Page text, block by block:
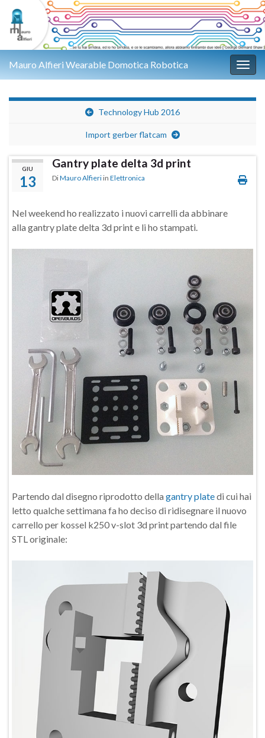
Mauro Alfieri Wearable Domotica Robotica
Technology Hub 2016
Import gerber flatcam
GIU
13
Gantry plate delta 3d print
DiMauro Alfieri in Elettronica
Nel weekend ho realizzato i nuovi carrelli da abbinare
alla gantry plate delta 3d print e li ho stampati.
Partendo dal disegno riprodotto della gantry platedi cui hai
letto qualche settimana fa ho deciso di ridisegnare il nuovo
carrello per kossel k250 v-slot 3d print partendo dal file
STL originale: